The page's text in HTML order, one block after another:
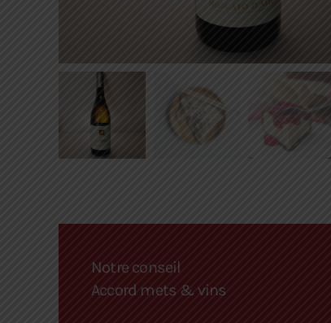
Notre conseil
Accord mets & vins